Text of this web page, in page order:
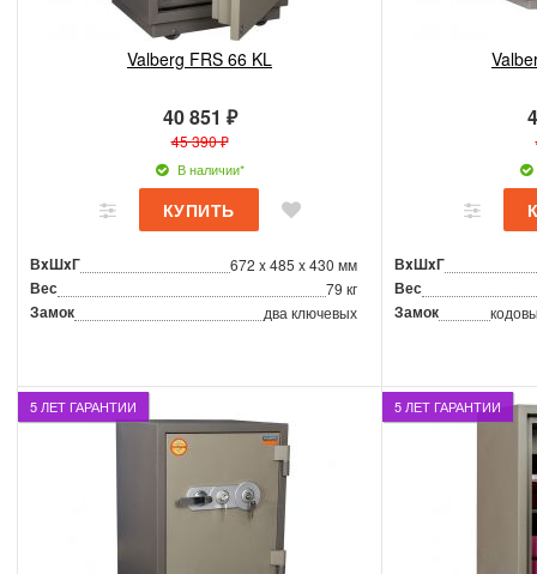
Valberg FRS 66 KL
40 851 ₽
45 390 ₽
В наличии*
ВxШxГ 672 x 485 x 430 мм
Вес 79 кг
Замок два ключевых
ВxШxГ
Вес
Замок
5 ЛЕТ ГАРАНТИИ 5 ЛЕТ ГАРАНТИИ